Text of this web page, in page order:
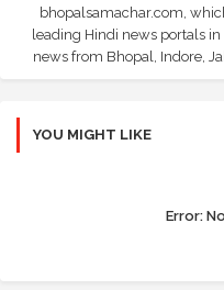
bhopalsamachar.com,
leading Hindi news portals
news from Bhopal, Indore,
YOU MIGHT LIKE
Error: